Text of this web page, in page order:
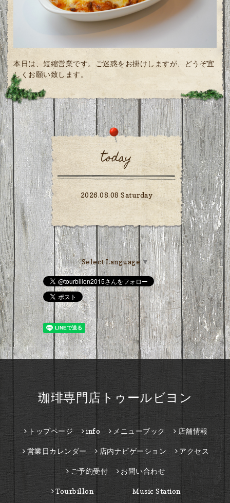
本日は、短縮営業です。ご迷惑をお掛けしますが、どうぞ宜
しくお願い致します。
today
2026.08.08 Saturday
Select Language▼
珈琲専門店トゥールビヨン
トップページ info メニューブック 店舗情報
営業日カレンダー 店内ナビゲーション アクセス
ご予約受付 お問い合わせ
Tourbillon Music Station